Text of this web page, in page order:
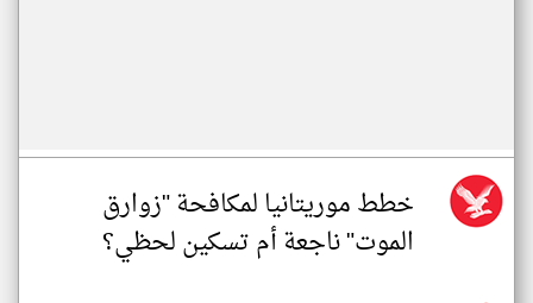
خطط موريتانيا لمكافحة "زوارق
الموت" ناجعة أم تسكين لحظي؟